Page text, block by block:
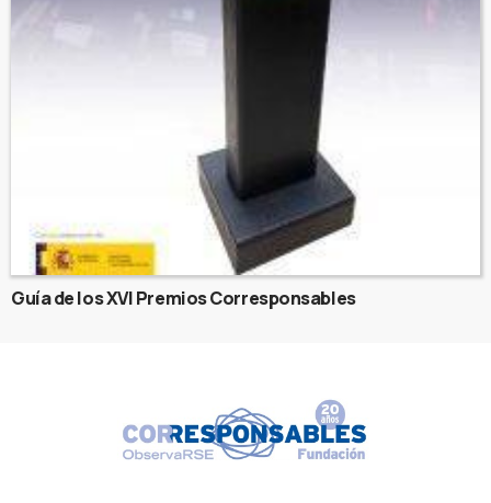
Guía de los XVI Premios Corresponsables